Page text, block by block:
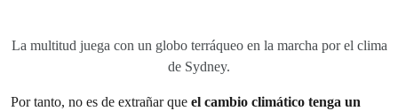
La multitud juega con un globo terráqueo en la marcha por el clima
de Sydney.
Por tanto, no es de extrañar que el cambio climático tenga un